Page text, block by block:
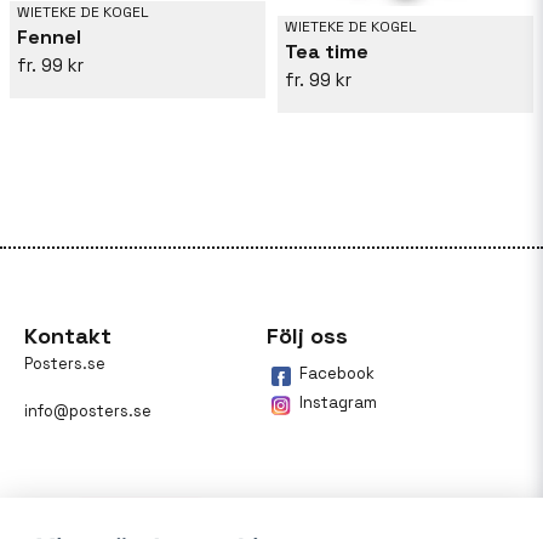
WIETEKE DE KOGEL
Fennel
99 kr
WIETEKE DE KOGEL
Tea time
99 kr
Kontakt
Posters.se
info@posters.se
Följ oss
Facebook
Instagram